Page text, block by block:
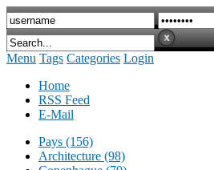
Menu Tags Categories Login
Home
RSS Feed
E-Mail
Pays (156)
Architecture (98)